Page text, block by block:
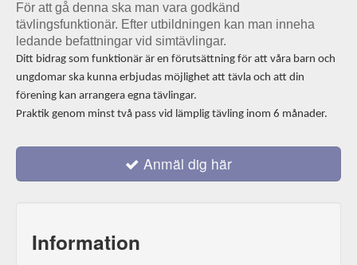
För att gå denna ska man vara godkänd
tävlingsfunktionär. Efter utbildningen kan man inneha
ledande befattningar vid simtävlingar.
Ditt bidrag som funktionär är en förutsättning för att våra barn och
ungdomar ska kunna erbjudas möjlighet att tävla och att din
förening kan arrangera egna tävlingar.
Praktik genom minst två pass vid lämplig tävling inom 6 månader.
Anmäl dig här
Information